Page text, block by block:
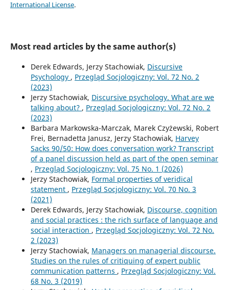
International License.
Most read articles by the same author(s)
Derek Edwards, Jerzy Stachowiak, Discursive
Psychology , Przegląd Socjologiczny: Vol. 72 No. 2
(2023)
Jerzy Stachowiak, Discursive psychology. What are we
talking about? , Przegląd Socjologiczny: Vol. 72 No. 2
(2023)
Barbara Markowska-Marczak, Marek Czyżewski, Robert
Frei, Bernadetta Janusz, Jerzy Stachowiak, Harvey
Sacks 90/50: How does conversation work? Transcript
of a panel discussion held as part of the open seminar
, Przegląd Socjologiczny: Vol. 75 No. 1 (2026)
Jerzy Stachowiak, Formal properties of veridical
statement , Przegląd Socjologiczny: Vol. 70 No. 3
(2021)
Derek Edwards, Jerzy Stachowiak, Discourse, cognition
and social practices : the rich surface of language and
social interaction , Przegląd Socjologiczny: Vol. 72 No.
2 (2023)
Jerzy Stachowiak, Managers on managerial discourse.
Studies on the rules of critiquing of expert public
communication patterns , Przegląd Socjologiczny: Vol.
68 No. 3 (2019)